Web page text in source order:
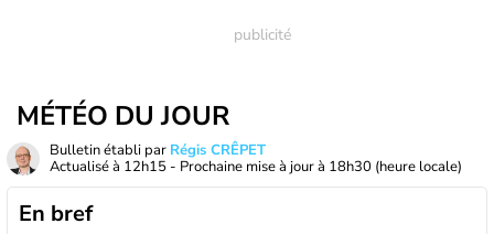
MÉTÉO DU JOUR
Bulletin établi par Régis CRÊPET
Actualisé à 12h15 - Prochaine mise à jour à 18h30 (heure locale)
En bref